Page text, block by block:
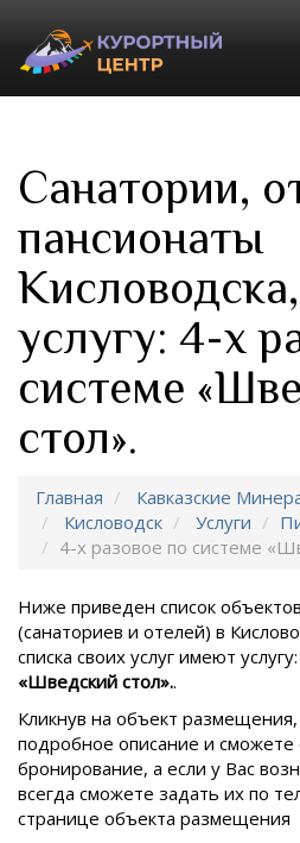
Санатории,
пансионаты
услугу: 4-х
системе
стол».
Главная
Кавказские
Кисловодск
Услуги
4-х разовое по системе
Ниже приведен список
(санаториев и отелей) в
списка своих услуг имеют услугу:
«Шведский стол»..
Кликнув на объект
подробное описание и сможете
бронирование, а если у Вас
всегда сможете задать их по
странице объекта размещения